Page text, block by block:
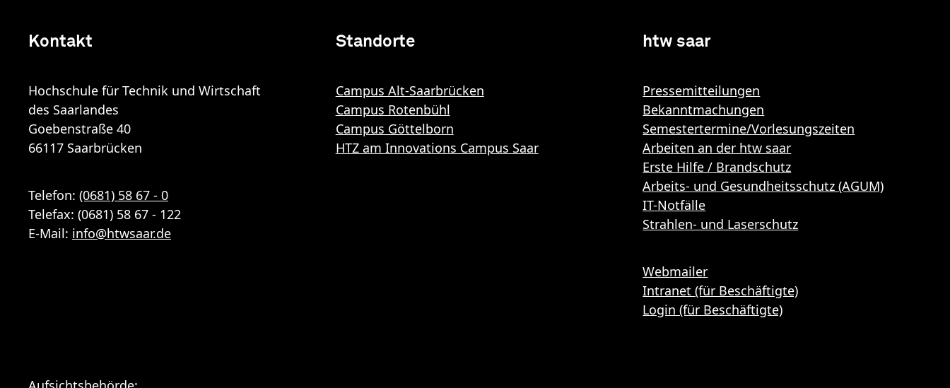
Kontakt
Hochschule für Technik und Wirtschaft
des Saarlandes
Goebenstraße 40
66117 Saarbrücken
Telefon: (0681) 58 67 - 0
Telefax: (0681) 58 67 - 122
E-Mail: info@htwsaar.de
Standorte
Campus Alt-Saarbrücken
Campus Rotenbühl
Campus Göttelborn
HTZ am Innovations Campus Saar
htw saar
Pressemitteilungen
Bekanntmachungen
Semestertermine/Vorlesungszeiten
Arbeiten an der htw saar
Erste Hilfe / Brandschutz
Arbeits- und Gesundheitsschutz (AGUM)
IT-Notfälle
Strahlen- und Laserschutz
Webmailer
Intranet (für Beschäftigte)
Login (für Beschäftigte)